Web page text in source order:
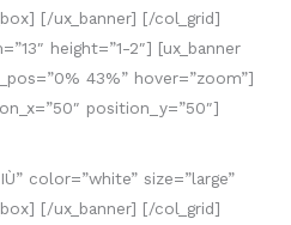
[/ux_banner] [/col_grid]
height=”1-2″] [ux_banner
43%” hover=”zoom”]
position_y=”50″]
color=”white” size=”large”
[/ux_banner] [/col_grid]